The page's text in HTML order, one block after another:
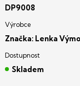
DP9008
Značka: Lenka
Skladem